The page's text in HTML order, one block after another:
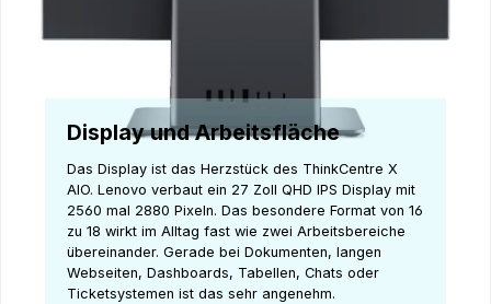
Display und Arbeitsfläche
Das Display ist das Herzstück des ThinkCentre X
AIO. Lenovo verbaut ein 27 Zoll QHD IPS Display mit
2560 mal 2880 Pixeln. Das besondere Format von 16
zu 18 wirkt im Alltag fast wie zwei Arbeitsbereiche
übereinander. Gerade bei Dokumenten, langen
Webseiten, Dashboards, Tabellen, Chats oder
Ticketsystemen ist das sehr angenehm.